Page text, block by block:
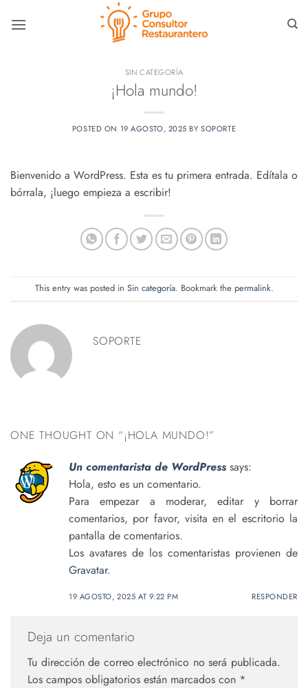
SIN CATEGORÍA
¡Hola mundo!
POSTED ON 19 AGOSTO, 2025 BYSOPORTE
Bienvenido a WordPress. Esta es tu primera entrada. Edítala o
bórrala, ¡luego empieza a escribir!
This entry was posted in Sin categoría. Bookmark the permalink.
SOPORTE
ONE THOUGHT ON “¡HOLA MUNDO!”
Un comentarista de WordPress says:
Hola, esto es un comentario.
Para empezar a moderar, editar y borrar
comentarios, por favor, visita en el escritorio la
pantalla de comentarios.
Los avatares de los comentaristas provienen de
Gravatar.
19 AGOSTO, 2025 AT 9:22 PM RESPONDER
Deja un comentario
Tu dirección de correo electrónico no será publicada.
Los campos obligatorios están marcados con *